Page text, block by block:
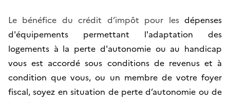
Le bénéfice du crédit d’impôt pour les dépenses
d'équipements permettant l'adaptation des
logements à la perte d'autonomie ou au handicap
vous est accordé sous conditions de revenus et à
condition que vous, ou un membre de votre foyer
fiscal, soyez en situation de perte d’autonomie ou de